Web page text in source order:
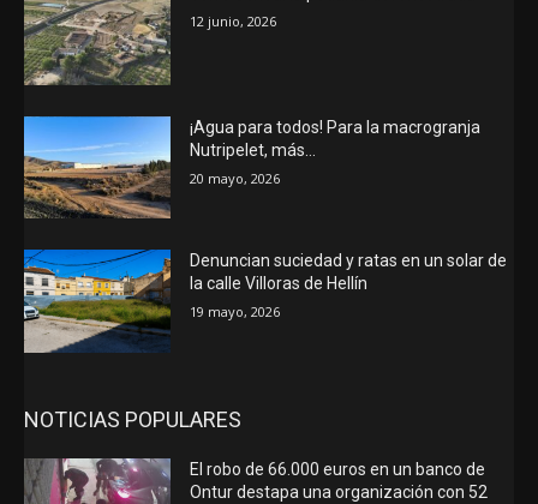
12 junio, 2026
¡Agua para todos! Para la macrogranja
Nutripelet, más…
20 mayo, 2026
Denuncian suciedad y ratas en un solar de
la calle Villoras de Hellín
19 mayo, 2026
NOTICIAS POPULARES
El robo de 66.000 euros en un banco de
Ontur destapa una organización con 52